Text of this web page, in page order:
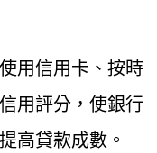
用信用卡、按時
用評分，使銀行
高貸款成數。